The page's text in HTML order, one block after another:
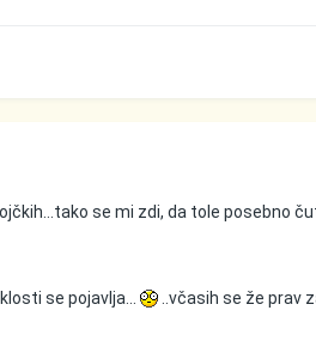
se mi zdi, da tole posebno
se pojavlja...
..včasih se že prav